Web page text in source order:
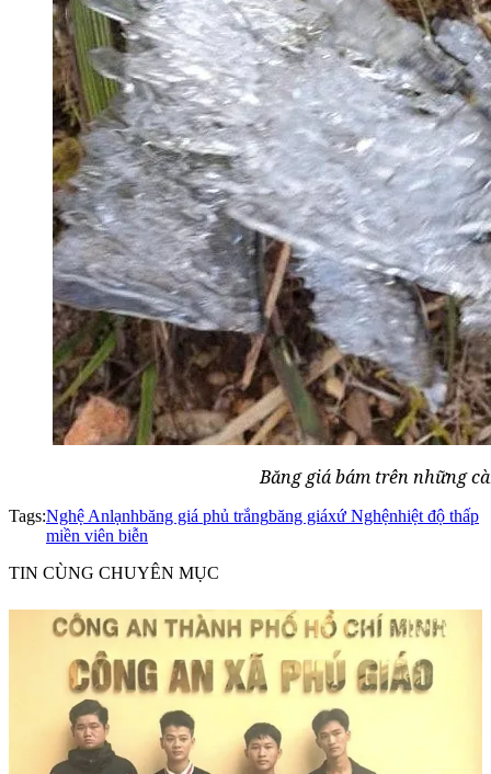
Băng giá bám trên những
Tags:Nghệ Anlạnhbăng giá phủ trắngbăng giáxứ Nghệnhiệt độ thấp
miền viên biễn
TIN CÙNG CHUYÊN MỤC